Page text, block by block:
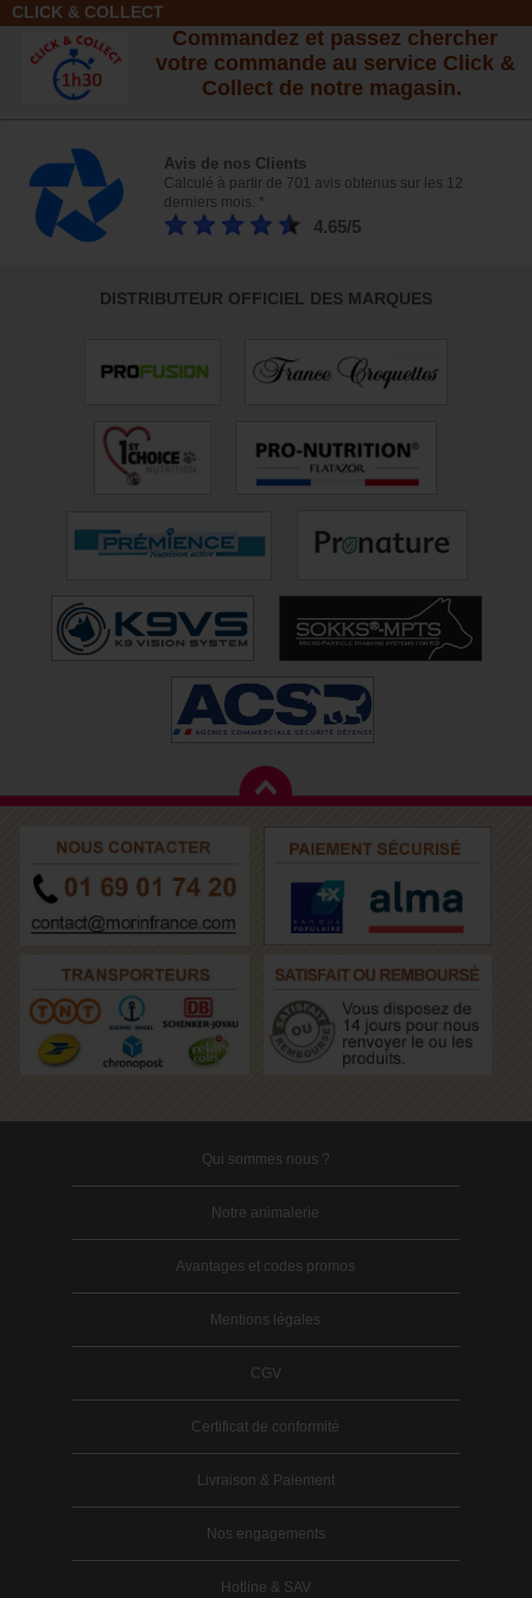
CLICK & COLLECT
Commandez et passez chercher
votre commande au service Click &
Collect de notre magasin.
Avis de nos Clients
Calculé à partir de 701 avis obtenus sur les 12
derniers mois. *
4.65/5
DISTRIBUTEUR OFFICIEL DES MARQUES
Qui sommes nous ?
Notre animalerie
Avantages et codes promos
Mentions légales
CGV
Certificat de conformité
Livraison & Paiement
Nos engagements
Hotline & SAV